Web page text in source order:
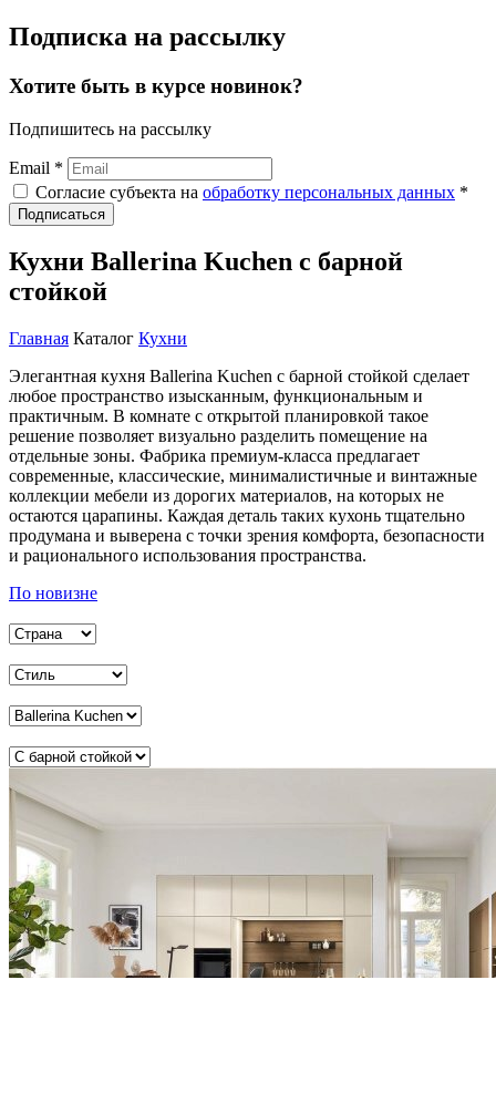
Подписка на рассылку
Хотите быть в курсе новинок?
Подпишитесь на рассылку
Email *
Согласие субъекта на обработку персональных данных *
Подписаться
Кухни Ballerina Kuchen с барной
стойкой
Главная Каталог Кухни
Элегантная кухня Ballerina Kuchen с барной стойкой сделает
любое пространство изысканным, функциональным и
практичным. В комнате с открытой планировкой такое
решение позволяет визуально разделить помещение на
отдельные зоны. Фабрика премиум-класса предлагает
современные, классические, минималистичные и винтажные
коллекции мебели из дорогих материалов, на которых не
остаются царапины. Каждая деталь таких кухонь тщательно
продумана и выверена с точки зрения комфорта, безопасности
и рационального использования пространства.
По новизне